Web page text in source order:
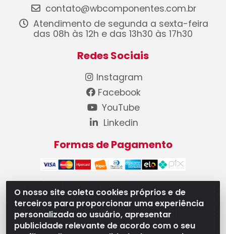
O nosso site coleta cookies próprios e de
terceiros para proporcionar uma experiência
personalizada ao usuário, apresentar
publicidade relevante de acordo com o seu
contato@wbcomponentes.com.br
Atendimento de segunda a sexta-feira
das 08h às 12h e das 13h30 às 17h30
Redes Sociais
Instagram
Facebook
YouTube
Linkedin
Formas de Pagamento
WB Componentes Automotivos LTDA - CNPJ
08.528.393/0001-12 - Rua do Níquel, 667 - Parque
Oeste Industrial, Goiânia/GO - CEP 74375-660